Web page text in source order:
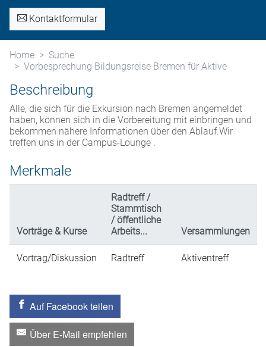
Kontaktformular
Home
Suche
Vorbesprechung Bildungsreise Bremen für Aktive
Beschreibung
Alle, die sich für die Exkursion nach Bremen angemeldet
haben, können sich in die Vorbereitung mit einbringen und
bekommen nähere Informationen über den Ablauf.Wir
treffen uns in der Campus-Lounge .
Merkmale
Vorträge & Kurse
Radtreff /
Stammtisch
/ öffentliche
Arbeits...
Versammlungen
Vortrag/Diskussion Radtreff Aktiventreff
Auf Facebook teilen
Über E-Mail empfehlen